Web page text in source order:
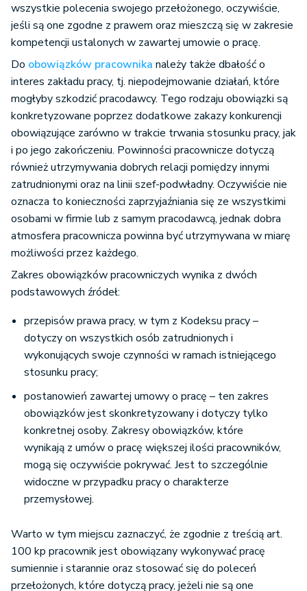
wszystkie polecenia swojego przełożonego, oczywiście,
jeśli są one zgodne z prawem oraz mieszczą się w zakresie
kompetencji ustalonych w zawartej umowie o pracę.
Do obowiązków pracownika należy także dbałość o
interes zakładu pracy, tj. niepodejmowanie działań, które
mogłyby szkodzić pracodawcy. Tego rodzaju obowiązki są
konkretyzowane poprzez dodatkowe zakazy konkurencji
obowiązujące zarówno w trakcie trwania stosunku pracy, jak
i po jego zakończeniu. Powinności pracownicze dotyczą
również utrzymywania dobrych relacji pomiędzy innymi
zatrudnionymi oraz na linii szef-podwładny. Oczywiście nie
oznacza to konieczności zaprzyjaźniania się ze wszystkimi
osobami w firmie lub z samym pracodawcą, jednak dobra
atmosfera pracownicza powinna być utrzymywana w miarę
możliwości przez każdego.
Zakres obowiązków pracowniczych wynika z dwóch
podstawowych źródeł:
przepisów prawa pracy, w tym z Kodeksu pracy –
dotyczy on wszystkich osób zatrudnionych i
wykonujących swoje czynności w ramach istniejącego
stosunku pracy;
postanowień zawartej umowy o pracę – ten zakres
obowiązków jest skonkretyzowany i dotyczy tylko
konkretnej osoby. Zakresy obowiązków, które
wynikają z umów o pracę większej ilości pracowników,
mogą się oczywiście pokrywać. Jest to szczególnie
widoczne w przypadku pracy o charakterze
przemysłowej.
Warto w tym miejscu zaznaczyć, że zgodnie z treścią art.
100 kp pracownik jest obowiązany wykonywać pracę
sumiennie i starannie oraz stosować się do poleceń
przełożonych, które dotyczą pracy, jeżeli nie są one